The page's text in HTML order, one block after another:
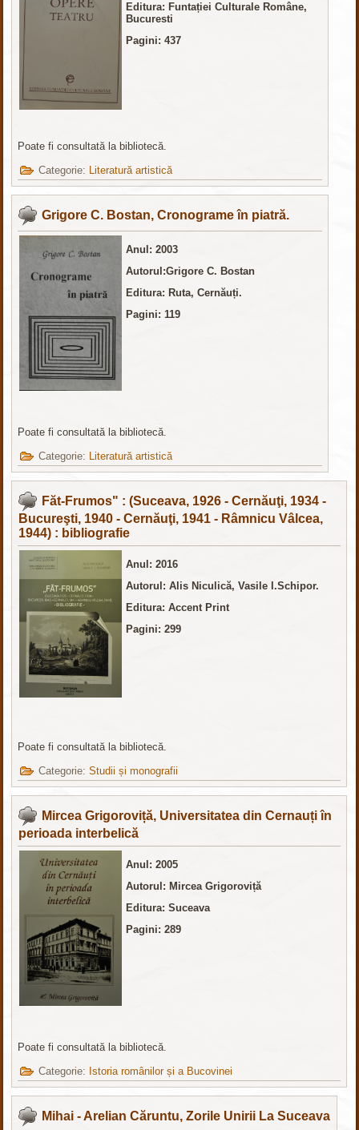
Editura: Funtației Culturale Române,
Bucuresti
Pagini: 437
Poate fi consultată la bibliotecă.
Categorie:
Literatură artistică
Grigore C. Bostan, Cronograme în piatră.
Anul: 2003
Autorul:Grigore C. Bostan
Editura: Ruta, Cernăuți.
Pagini: 119
Poate fi consultată la bibliotecă.
Categorie:
Literatură artistică
Făt-Frumos" : (Suceava, 1926 - Cernăuţi, 1934 -
Bucureşti, 1940 - Cernăuţi, 1941 - Râmnicu Vâlcea,
1944) : bibliografie
Anul: 2016
Autorul: Alis Niculică, Vasile I.Schipor.
Editura: Accent Print
Pagini: 299
Poate fi consultată la bibliotecă.
Categorie:Studii și monografii
Mircea Grigoroviță, Universitatea din Cernauți în
perioada interbelică
Anul: 2005
Autorul: Mircea Grigoroviță
Editura: Suceava
Pagini: 289
Poate fi consultată la bibliotecă.
Categorie: Istoria românilor și a Bucovinei
Mihai - Arelian Căruntu, Zorile Unirii La Suceava